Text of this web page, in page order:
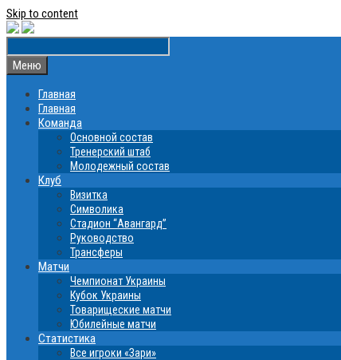
Skip to content
Меню
Главная
Главная
Команда
Основной состав
Тренерский штаб
Молодежный состав
Клуб
Визитка
Символика
Стадион “Авангард”
Руководство
Трансферы
Матчи
Чемпионат Украины
Кубок Украины
Товарищеские матчи
Юбилейные матчи
Статистика
Все игроки «Зари»